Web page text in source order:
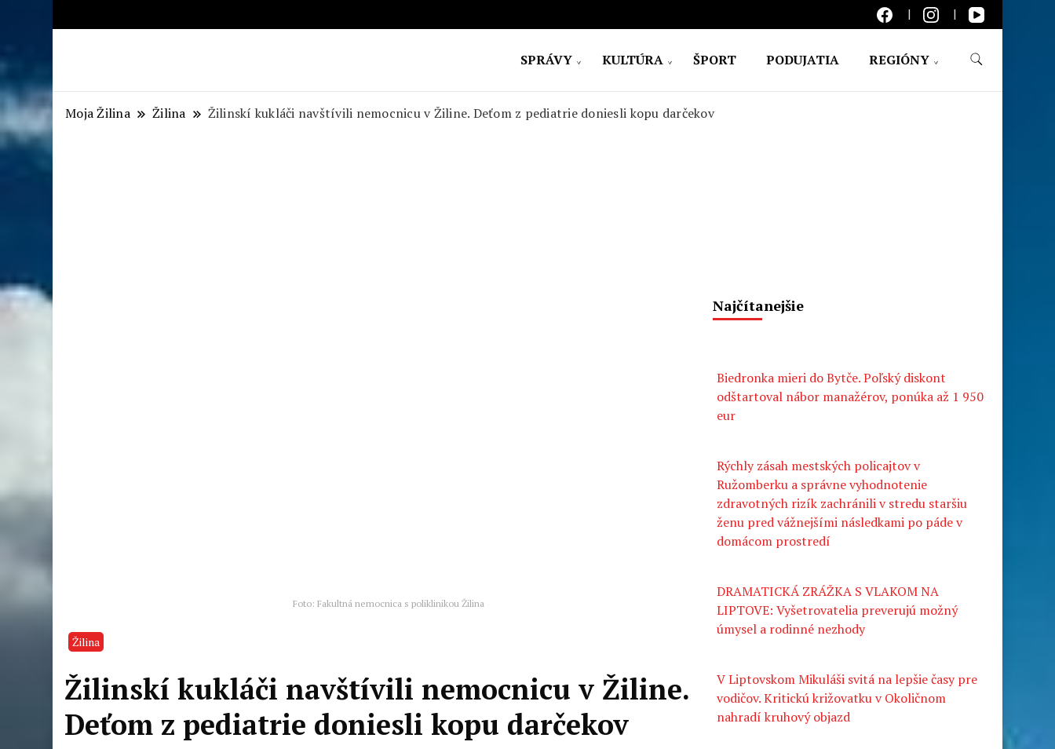
SPRÁVY KULTÚRA ŠPORT PODUJATIA REGIÓNY
Moja Žilina Žilina Žilinskí kukláči navštívili nemocnicu v Žiline. Deťom z pediatrie doniesli kopu darčekov
Foto: Fakultná nemocnica s poliklinikou Žilina
Žilina
Žilinskí kukláči navštívili nemocnicu v Žiline.
Deťom z pediatrie doniesli kopu darčekov
Najčítanejšie
Biedronka mieri do Bytče. Poľský diskont
odštartoval nábor manažérov, ponúka až 1 950
eur
Rýchly zásah mestských policajtov v
Ružomberku a správne vyhodnotenie
zdravotných rizík zachránili v stredu staršiu
ženu pred vážnejšími následkami po páde v
domácom prostredí
DRAMATICKÁ ZRÁŽKA S VLAKOM NA
LIPTOVE: Vyšetrovatelia preverujú možný
úmysel a rodinné nezhody
V Liptovskom Mikuláši svitá na lepšie časy pre
vodičov. Kritickú križovatku v Okoličnom
nahradí kruhový objazd